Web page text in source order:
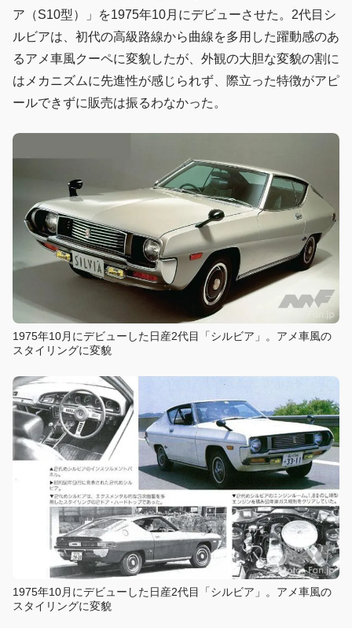
ア（S10型）」を1975年10月にデビューさせた。2代目シ
ルビアは、初代の高級路線から曲線を多用した躍動感のあ
るアメ車風クーペに変貌したが、外観の大胆な変貌の割に
はメカニズムに先進性が感じられず、際立った特徴がアピ
ールできずに販売は振るわなかった。
1975年10月にデビューした日産2代目「シルビア」。アメ車風の
スタイリングに変貌
1975年10月にデビューした日産2代目「シルビア」。アメ車風の
スタイリングに変貌